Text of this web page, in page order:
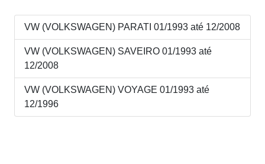
VW (VOLKSWAGEN) PARATI 01/1993 até 12/2008
VW (VOLKSWAGEN) SAVEIRO 01/1993 até
12/2008
VW (VOLKSWAGEN) VOYAGE 01/1993 até
12/1996